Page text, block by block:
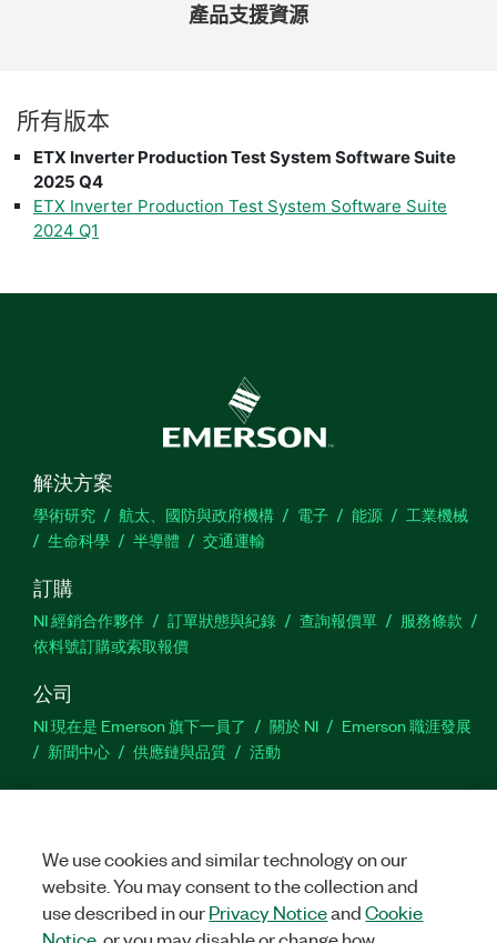
產品支援資源
所有版本
ETX Inverter Production Test System Software Suite
2025 Q4
ETX Inverter Production Test System Software Suite
2024 Q1
解決方案
學術研究 航太、國防與政府機構 電子 能源
工業機械
生命科學
半導體 交通運輸
訂購
NI 經銷合作夥伴 訂單狀態與紀錄 查詢報價單
服務條款
依料號訂購或索取報價
公司
NI 現在是 Emerson 旗下一員了 關於 NI
Emerson 職涯發展
新聞中心
供應鏈與品質 活動
支援
站建議
TwitterFacebook
We use cookies and similar technology on our
website. You may consent to the collection and
use described in ourPrivacy NoticeandCookie